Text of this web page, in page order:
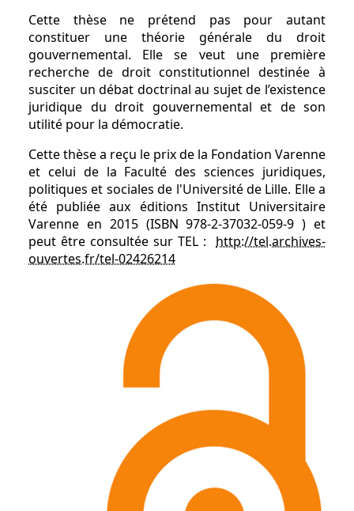
Cette thèse ne prétend pas pour autant
constituer une théorie générale du droit
gouvernemental. Elle se veut une première
recherche de droit constitutionnel destinée à
susciter un débat doctrinal au sujet de l’existence
juridique du droit gouvernemental et de son
utilité pour la démocratie.
Cette thèse a reçu le prix de la Fondation Varenne
et celui de la Faculté des sciences juridiques,
politiques et sociales de l'Université de Lille. Elle a
été publiée aux éditions Institut Universitaire
Varenne en 2015 (ISBN978-2-37032-059-9 ) et
peut être consultée sur TEL : http://tel.archives-
ouvertes.fr/tel-02426214